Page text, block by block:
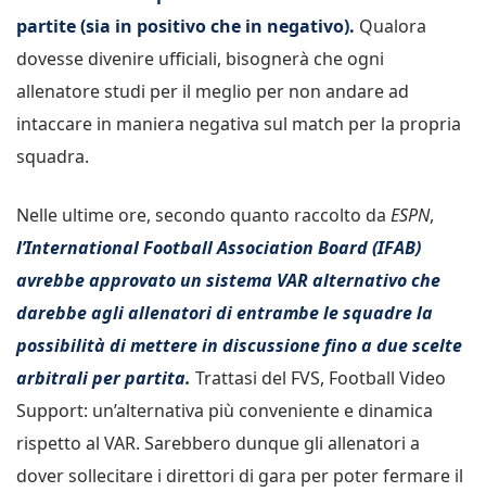
partite (sia in positivo che in negativo). Qualora
dovesse divenire ufficiali, bisognerà che ogni
allenatore studi per il meglio per non andare ad
intaccare in maniera negativa sul match per la propria
squadra.
Nelle ultime ore, secondo quanto raccolto da ESPN,
l’International Football Association Board (IFAB)
avrebbe approvato un sistema VAR alternativo che
darebbe agli allenatori di entrambe le squadre la
possibilità di mettere in discussione fino a due scelte
arbitrali per partita. Trattasi del FVS, Football Video
Support: un’alternativa più conveniente e dinamica
rispetto al VAR. Sarebbero dunque gli allenatori a
dover sollecitare i direttori di gara per poter fermare il